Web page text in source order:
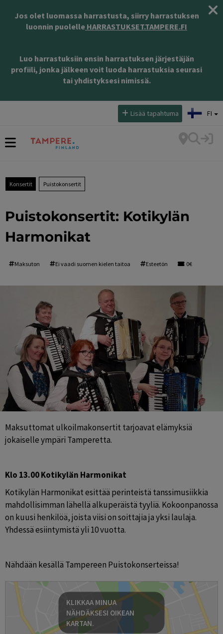
Jos olet luomassa harrastusta, siirry harrastuksen
luonnin puolelle HARRASTUKSET.TAMPERE.FI
Luo harrastuksiin ensin harrastuksen järjestäjän
profiili, jonka jälkeen voit luoda harrastuksia seurasi
tai yhdistyksesi nimissä.
Lisää tapahtuma FI
Konsertit Puistokonsertit
Puistokonsertit: Kotikylän
Harmonikat
Maksuton Ei vaadi suomen kielen taitoa Esteetön 0€
Maksuttomat ulkoilmakonsertit tarjoavat elämyksiä
jokaiselle ympäri Tamperetta.
Klo 13.00 Kotikylän Harmonikat
Kotikylän Harmonikat esittää perinteistä tanssimusiikkia
mahdollisimman lähellä alkuperäistä tyyliä. Kokoonpanossa
on kuusi henkilöä, joista viisi on soittajia ja yksi laulaja.
Yhdessä esiintymistä yli 10 vuotta.
Nähdään kesällä Tampereen Puistokonserteissa!
KLIKKAA MINUA
NÄHDÄKSESI OIKEAN
KARTAN.